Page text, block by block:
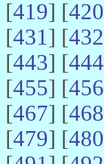
[419] [420
[431] [432
[443] [444
[455] [456
[467] [468
[479] [480